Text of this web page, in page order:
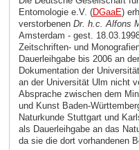
Entomologie e.V. (DGaaE)
verstorbenen Dr. h.c. Alfons
Amsterdam - gest.
Zeitschriften- und
Dauerleihgabe bis 2006 an
Dokumentation der
an der Universität Ulm nicht
Absprache zwischen dem
und Kunst Baden-
Naturkunde Stuttgart und
als Dauerleihgabe an das
da sie die dort vorhandenen